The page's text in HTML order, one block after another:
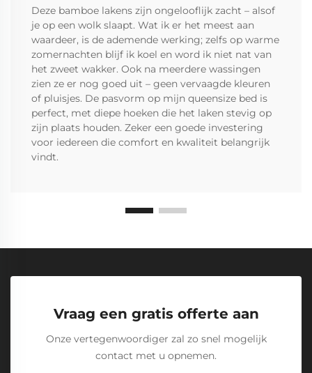
Deze bamboe lakens zijn ongelooflijk zacht – alsof
je op een wolk slaapt. Wat ik er het meest aan
waardeer, is de ademende werking; zelfs op warme
zomernachten blijf ik koel en word ik niet nat van
het zweet wakker. Ook na meerdere wassingen
zien ze er nog goed uit – geen vervaagde kleuren
of pluisjes. De pasvorm op mijn queensize bed is
perfect, met diepe hoeken die het laken stevig op
zijn plaats houden. Zeker een goede investering
voor iedereen die comfort en kwaliteit belangrijk
vindt.
Vraag een gratis offerte aan
Onze vertegenwoordiger zal zo snel mogelijk
contact met u opnemen.